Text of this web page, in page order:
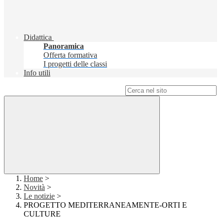
Didattica
Panoramica
Offerta formativa
I progetti delle classi
Info utili
Home >
Novità >
Le notizie >
PROGETTO MEDITERRANEAMENTE-ORTI E
CULTURE